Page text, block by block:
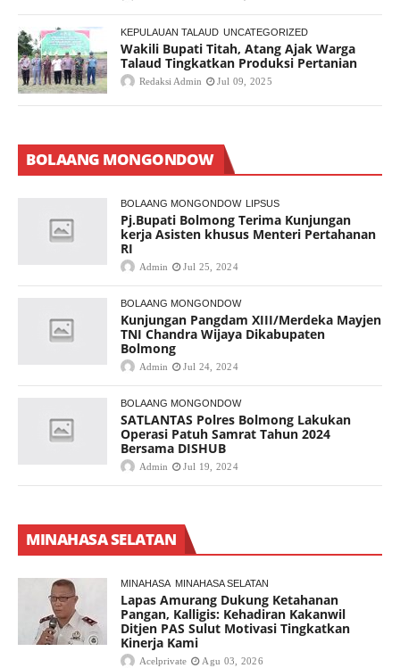
KEPULAUAN TALAUD UNCATEGORIZED
Wakili Bupati Titah, Atang Ajak Warga
Talaud Tingkatkan Produksi Pertanian
Redaksi Admin Jul 09, 2025
BOLAANG MONGONDOW
BOLAANG MONGONDOW LIPSUS
Pj.Bupati Bolmong Terima Kunjungan
kerja Asisten khusus Menteri Pertahanan
RI
Admin Jul 25, 2024
BOLAANG MONGONDOW
Kunjungan Pangdam XIII/Merdeka Mayjen
TNI Chandra Wijaya Dikabupaten
Bolmong
Admin Jul 24, 2024
BOLAANG MONGONDOW
SATLANTAS Polres Bolmong Lakukan
Operasi Patuh Samrat Tahun 2024
Bersama DISHUB
Admin Jul 19, 2024
MINAHASA SELATAN
MINAHASA MINAHASA SELATAN
Lapas Amurang Dukung Ketahanan
Pangan, Kalligis: Kehadiran Kakanwil
Ditjen PAS Sulut Motivasi Tingkatkan
Kinerja Kami
Acelprivate Agu 03, 2026